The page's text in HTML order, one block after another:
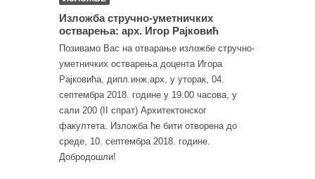
Изложба стручно-уметничких
остварења: арх. Игор Рајковић
Позивамо Вас на отварање изложбе стручно-
уметничких остварења доцента Игора
Рајковића, дипл.инж.арх, у уторак, 04.
септембра 2018. године у 19.00 часова, у
сали 200 (II спрат) Архитектонског
факултета. Изложба ће бити отворена до
среде, 10. септембра 2018. године.
Добродошли!